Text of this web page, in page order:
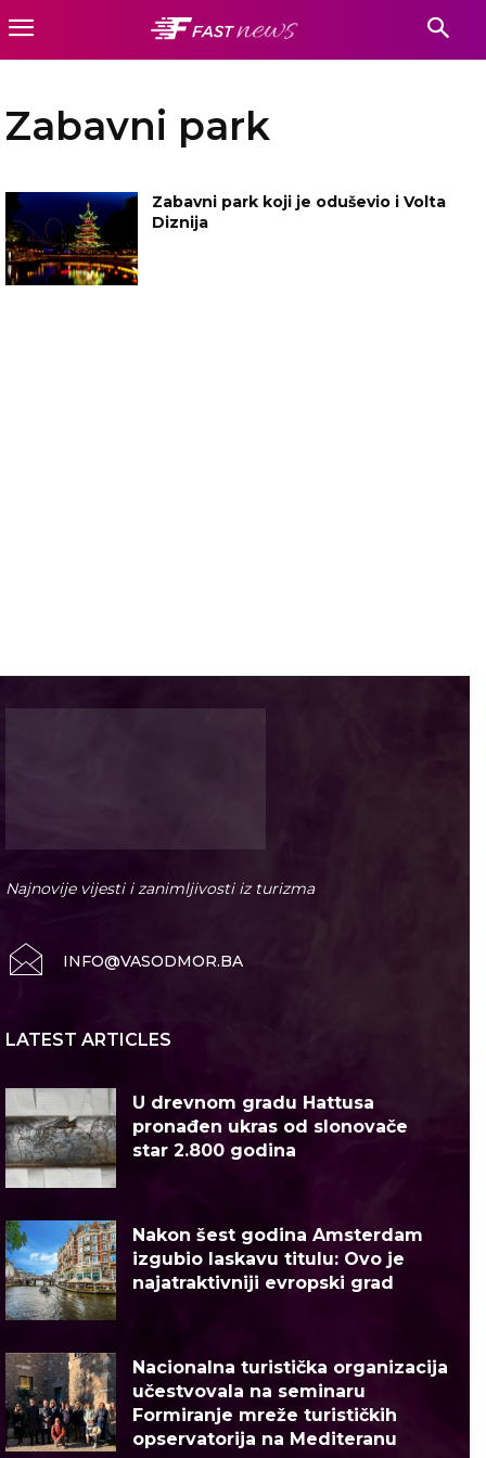
Zabavni park
Zabavni park koji je oduševio i Volta
Diznija
Najnovije vijesti i zanimljivosti iz turizma
INFO@VASODMOR.BA
LATEST ARTICLES
U drevnom gradu Hattusa
pronađen ukras od slonovače
star 2.800 godina
Nakon šest godina Amsterdam
izgubio laskavu titulu: Ovo je
najatraktivniji evropski grad
Nacionalna turistička organizacija
učestvovala na seminaru
Formiranje mreže turističkih
opservatorija na Mediteranu